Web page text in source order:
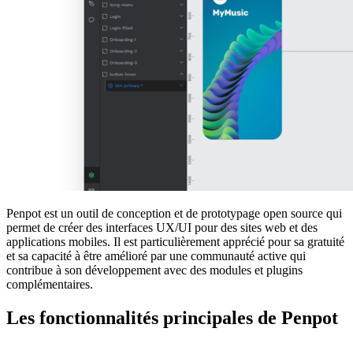
Penpot est un outil de conception et de prototypage open source qui
permet de créer des interfaces UX/UI pour des sites web et des
applications mobiles. Il est particulièrement apprécié pour sa gratuité
et sa capacité à être amélioré par une communauté active qui
contribue à son développement avec des modules et plugins
complémentaires.
Les fonctionnalités principales de Penpot